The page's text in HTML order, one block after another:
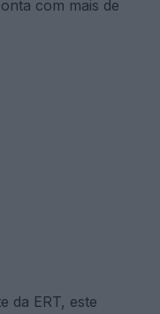
com mais de
da ERT, este